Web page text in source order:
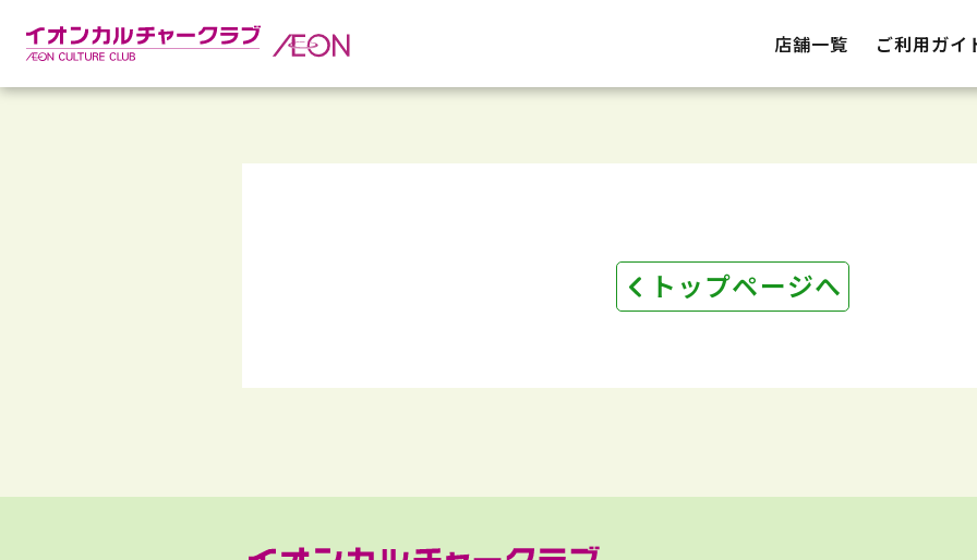
店舗一覧 ご利用ガイ
トップページへ